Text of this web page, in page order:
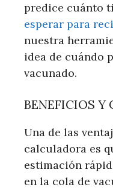
predice cuánto
esperar para
nuestra
idea de cuándo
vacunado.
BENEFICIOS Y
Una de las
calculadora es
estimación
en la cola de